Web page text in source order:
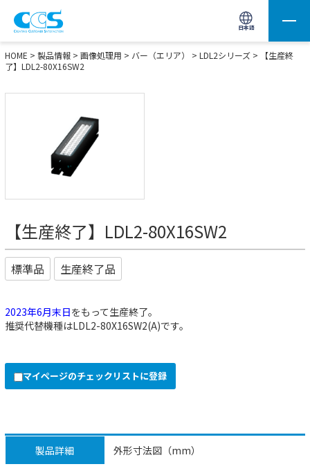
日本語
画像処理用の製品検索 サイト内検索(Enterで実行)
HOME > 製品情報 > 画像処理用 > バー（エリア） > LDL2シリーズ > 【生産終
了】LDL2-80X16SW2
【生産終了】LDL2-80X16SW2
標準品 生産終了品
2023年6月末日をもって生産終了。
推奨代替機種はLDL2-80X16SW2(A)です。
マイページのチェックリストに登録
製品詳細 外形寸法図（mm）